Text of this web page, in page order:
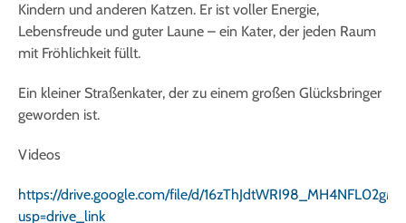
Kindern und anderen Katzen. Er ist voller Energie,
Lebensfreude und guter Laune – ein Kater, der jeden Raum
mit Fröhlichkeit füllt.
Ein kleiner Straßenkater, der zu einem großen Glücksbringer
geworden ist.
Videos
https://drive.google.com/file/d/
usp=drive_link